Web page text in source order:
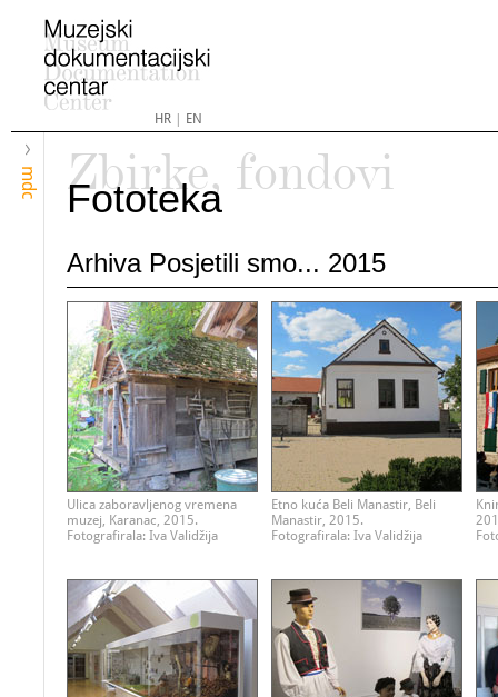
HR| EN
mdc
Zbirke, fondovi
Fototeka
Arhiva Posjetili smo... 2015
Ulica zaboravljenog vremena
muzej, Karanac, 2015.
Fotografirala: Iva Validžija
Etno kuća Beli Manastir, Beli
Manastir, 2015.
Fotografirala: Iva Validžija